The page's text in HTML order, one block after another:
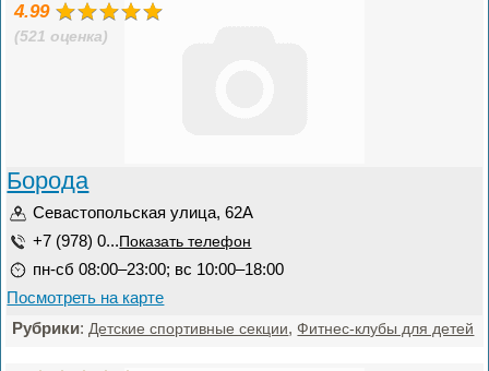
4.99
(521 оценка)
Борода
Севастопольская улица, 62А
+7 (978) 0... Показать телефон
пн-сб 08:00–23:00; вс 10:00–18:00
Посмотреть на карте
Рубрики: Детские спортивные секции,Фитнес-клубы для детей